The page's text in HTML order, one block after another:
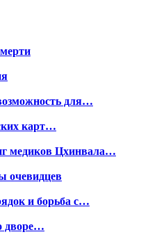
для…
карт…
медиков Цхинвала…
очевидцев
и борьба с…
дворе…